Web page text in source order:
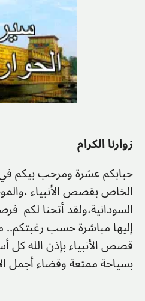
زوارنا الكرام
حبابكم عشرة ومرحب بيكم في
الخاص بقصص الأنبياء
السودانية،ولقد أتحنا لكم
إليها مباشرة حسب رغبتكم..
قصص الأنبياء بإذن الله كل
بسياحة ممتعة وقضاء أجمل